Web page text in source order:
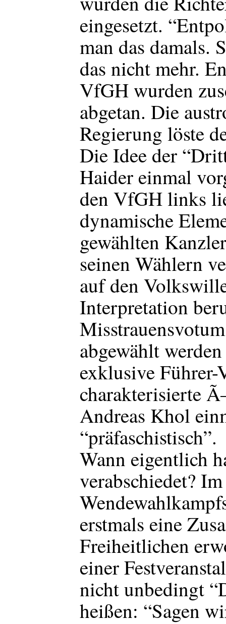
eingesetzt.
man das damals.
das nicht mehr.
VfGH wurden
abgetan. Die
Regierung löste
Die Idee der
Haider einmal
den VfGH links
dynamische
gewählten
seinen Wählern
auf den
Interpretation
abgewählt
exklusive
charakterisierte
Andreas Khol
“präfaschistisch”.
Wann eigentlich
verabschiedet?
erstmals eine
Freiheitlichen
einer
nicht unbedingt
heißen: “Sagen